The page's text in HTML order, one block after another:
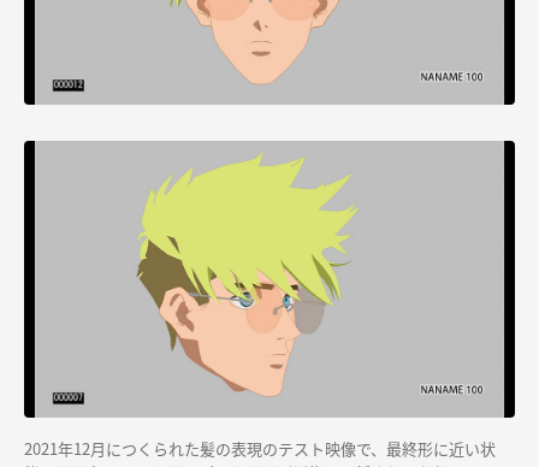
2021年12月につくられた髪の表現のテスト映像で、最終形に近い状